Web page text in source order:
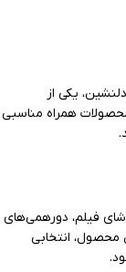
یکی از
همراه مناسبی
فیلم، دورهمی‌های
محصول، انتخابی